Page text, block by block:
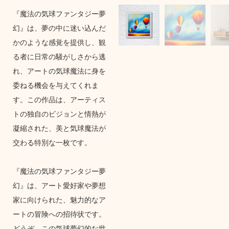
『魔法の気球ファンタジー夢
幻』は、夢の中に迷い込んだ
かのような感覚を提供し、観
る者に日常の騒がしさから逃
れ、アートの気球魔法に身を
委ねる機会を与えてくれま
す。この作品は、アーティス
トの独自のビジョンと情熱が
凝縮された、美と気球魔法が
交わる特別な一枚です。
『魔法の気球ファンタジー夢
幻』は、アート愛好家や夢想
家に向けられた、魅力的なア
ートの冒険への招待状です。